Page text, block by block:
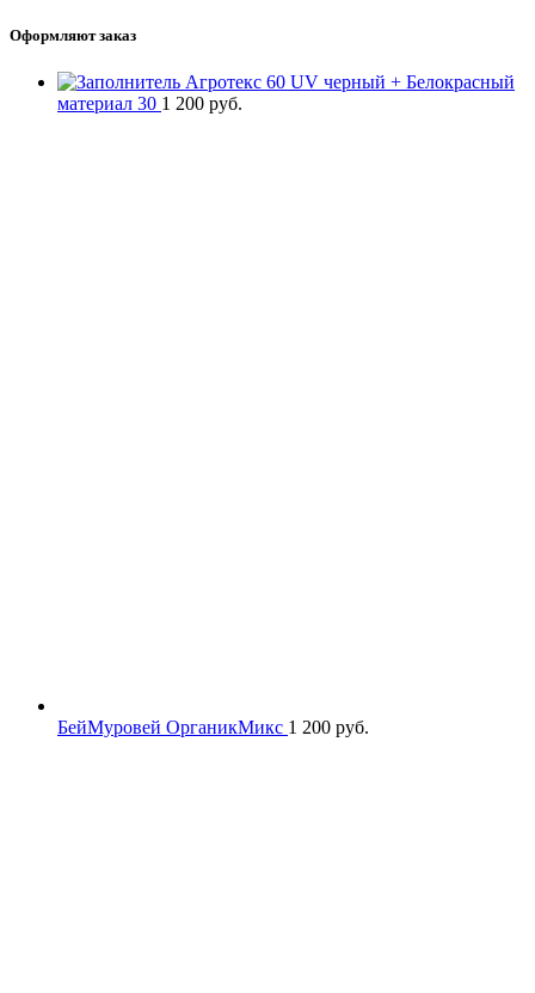
Оформляют заказ
Агротекс 60 UV черный + Белокрасный
материал 30 1 200 руб.
БейМуровей ОрганикМикс 1 200 руб.